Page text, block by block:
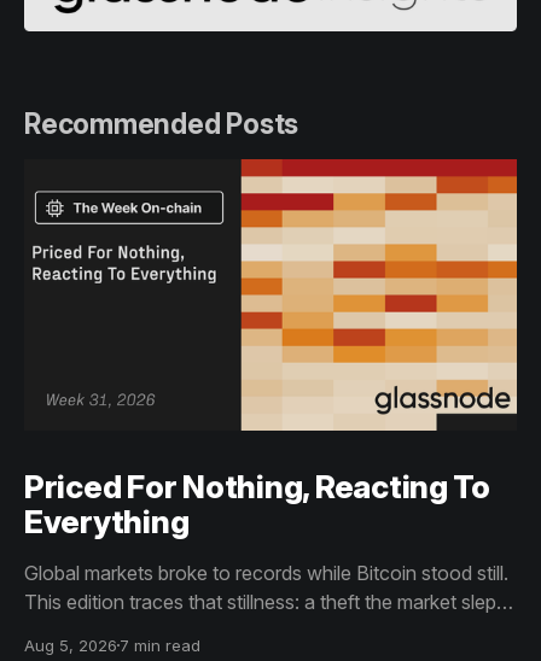
Recommended Posts
Priced For Nothing, Reacting To
Everything
Global markets broke to records while Bitcoin stood still.
This edition traces that stillness: a theft the market slept
Aug 5, 2026 7 min read